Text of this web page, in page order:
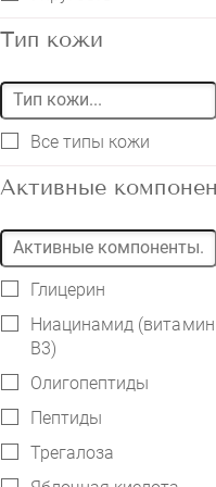
Тип кожи
Все типы кожи
Активные
Глицерин
Ниацинамид (витамин
В3)
Олигопептиды
Пептиды
Трегалоза